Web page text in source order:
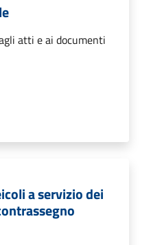
atti e ai documenti
a servizio dei